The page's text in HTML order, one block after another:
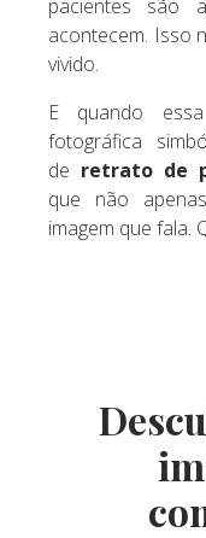
pacientes são
acontecem. Isso
vivido.
E quando
fotográfica
de retrato de
que não
imagem que fala.